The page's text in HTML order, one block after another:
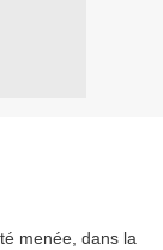
menée, dans la